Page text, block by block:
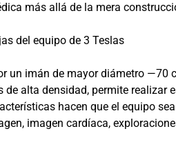
más allá de la mera
del equipo de 3 Teslas
un imán de mayor diámetro
de alta densidad, permite realizar
hacen que el equipo
imagen cardíaca,